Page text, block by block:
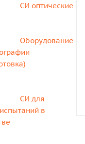
СИ оптические
Оборудование
СИ для
в